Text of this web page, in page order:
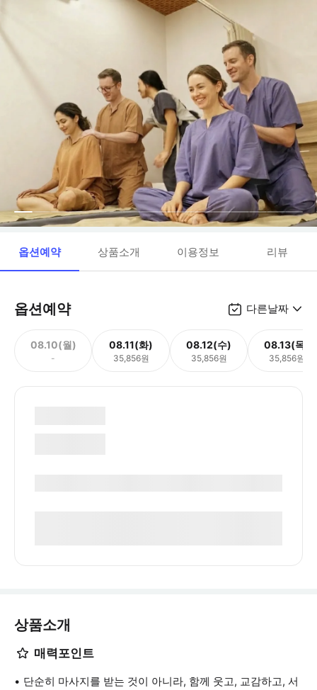
옵션예약 상품소개 이용정보 리뷰
옵션예약 다른날짜
08.10(월)
-
08.11(화)
35,856원
08.12(수)
35,856원
08.13(목)
35,856원
상품소개
매력포인트
단순히 마사지를 받는 것이 아니라, 함께 웃고, 교감하고, 서